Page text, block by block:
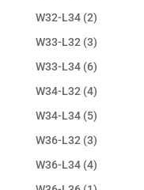
W32-L34 (2)
W33-L32 (3)
W33-L34 (6)
W34-L32 (4)
W34-L34 (5)
W36-L32 (3)
W36-L34 (4)